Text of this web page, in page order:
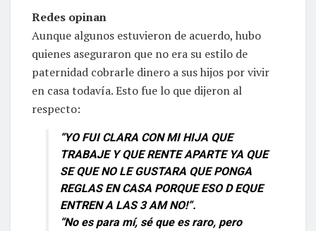
Redes opinan
Aunque algunos estuvieron de acuerdo, hubo
quienes aseguraron que no era su estilo de
paternidad cobrarle dinero a sus hijos por vivir
en casa todavía. Esto fue lo que dijeron al
respecto:
“YO FUI CLARA CON MI HIJA QUE
TRABAJE Y QUE RENTE APARTE YA QUE
SE QUE NO LE GUSTARA QUE PONGA
REGLAS EN CASA PORQUE ESO D EQUE
ENTREN A LAS 3 AM NO!”.
“No es para mí, sé que es raro, pero